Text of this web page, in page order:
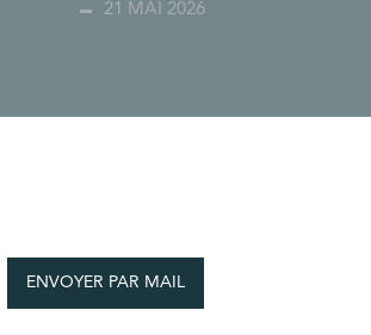
21 MAI 2026
ENVOYER PAR MAIL